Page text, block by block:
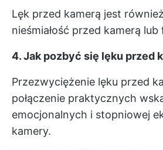
Lęk przed kamerą jest
nieśmiałość przed kamerą
4. Jak pozbyć się lęku przed
Przezwyciężenie lęku przed
połączenie praktycznych
emocjonalnych i stopniowej
kamery.